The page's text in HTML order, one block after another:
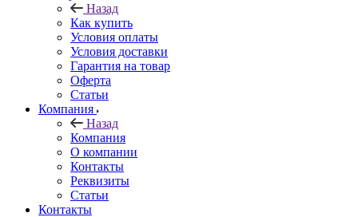
Назад
Как купить
Условия оплаты
Условия доставки
Гарантия на товар
Оферта
Статьи
Компания
Назад
Компания
О компании
Контакты
Реквизиты
Статьи
Контакты